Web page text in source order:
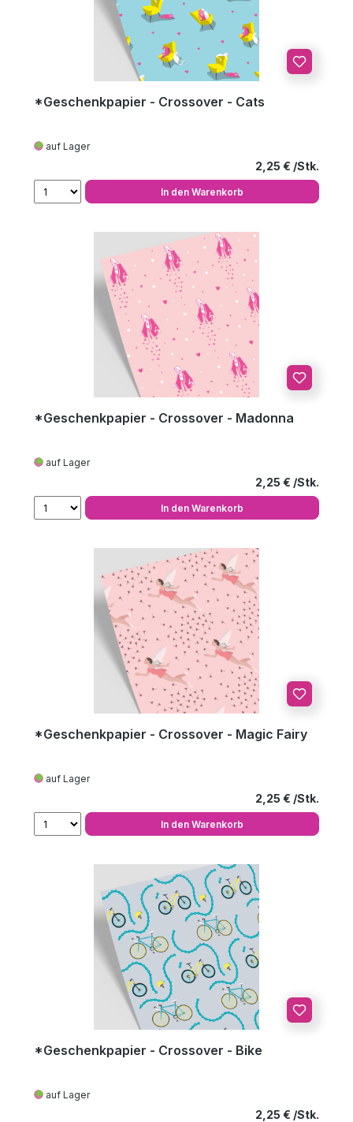
*Geschenkpapier - Crossover - Cats
auf Lager
Regulärer
2,25 €
In den Warenkorb
*Geschenkpapier - Crossover - Madonna
auf Lager
Regulärer
2,25 €
In den Warenkorb
*Geschenkpapier - Crossover - Magic Fairy
auf Lager
Regulärer
2,25 €
In den Warenkorb
*Geschenkpapier - Crossover - Bike
auf Lager
Regulärer
2,25 €